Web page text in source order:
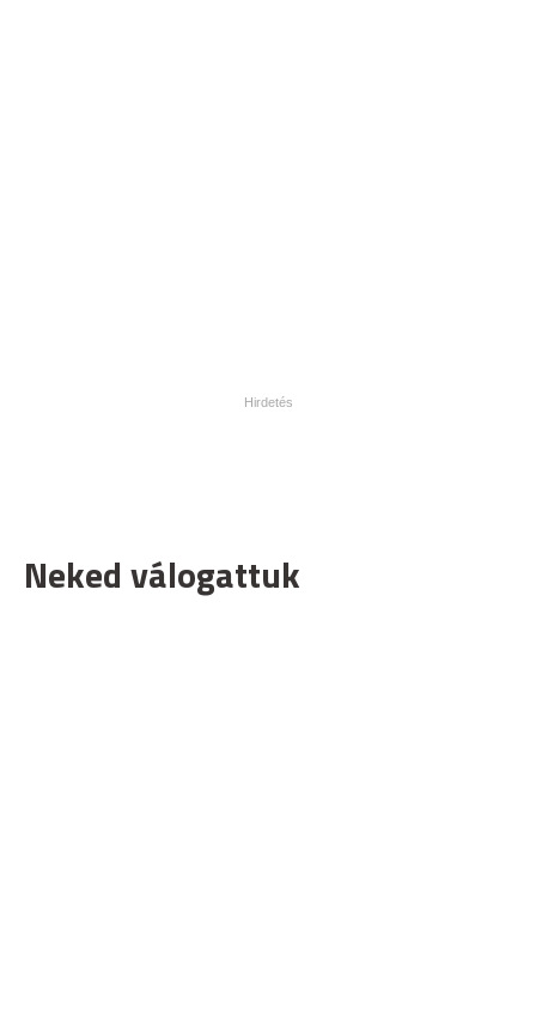
Neked válogattuk